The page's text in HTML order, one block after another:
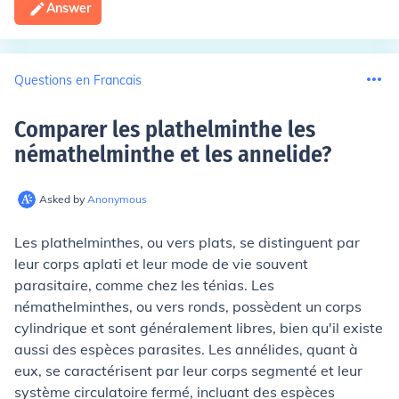
Answer
Questions en Francais
Comparer les plathelminthe les
némathelminthe et les annelide?
Asked by Anonymous
Les plathelminthes, ou vers plats, se distinguent par
leur corps aplati et leur mode de vie souvent
parasitaire, comme chez les ténias. Les
némathelminthes, ou vers ronds, possèdent un corps
cylindrique et sont généralement libres, bien qu'il existe
aussi des espèces parasites. Les annélides, quant à
eux, se caractérisent par leur corps segmenté et leur
système circulatoire fermé, incluant des espèces